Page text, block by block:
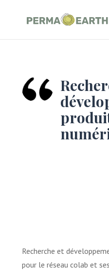
Recherche et
pour le réseau colab et